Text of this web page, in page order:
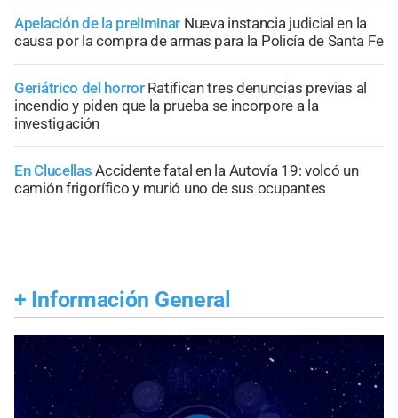
Apelación de la preliminar Nueva instancia judicial en la
causa por la compra de armas para la Policía de Santa Fe
Geriátrico del horror Ratifican tres denuncias previas al
incendio y piden que la prueba se incorpore a la
investigación
En Clucellas Accidente fatal en la Autovía 19: volcó un
camión frigorífico y murió uno de sus ocupantes
+ Información General